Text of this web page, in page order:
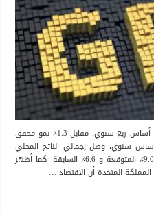
توسع الاقتصاد البريطاني بنسبة 0.8٪ على أساس ربع سنوي، مقابل 1.3٪ نمو محقق
فعلى أساس سنوي، وصل إجمالي الناتج المحلي
للمملكة إلى 8.7٪ في الربع الأول مقابل 9.0٪ المتوقعة و 6.6٪ السابقة. كما أظهر
المتحدة أن الاقتصاد …